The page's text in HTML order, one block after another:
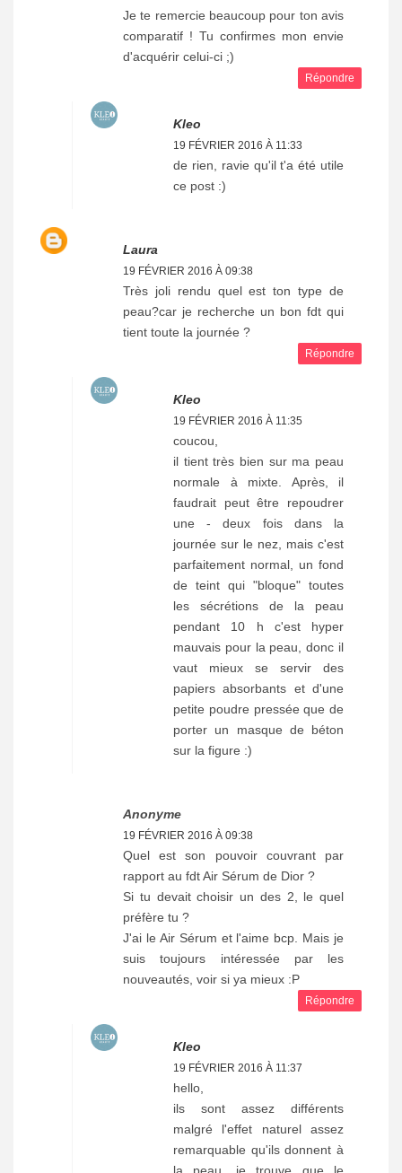
Je te remercie beaucoup pour ton avis
comparatif ! Tu confirmes mon envie
d'acquérir celui-ci ;)
Répondre
Kleo
19 FÉVRIER 2016 À 11:33
de rien, ravie qu'il t'a été utile
ce post :)
Laura
19 FÉVRIER 2016 À 09:38
Très joli rendu quel est ton type de
peau?car je recherche un bon fdt qui
tient toute la journée ?
Répondre
Kleo
19 FÉVRIER 2016 À 11:35
coucou,
il tient très bien sur ma peau
normale à mixte. Après, il
faudrait peut être repoudrer
une - deux fois dans la
journée sur le nez, mais c'est
parfaitement normal, un fond
de teint qui "bloque" toutes
les sécrétions de la peau
pendant 10 h c'est hyper
mauvais pour la peau, donc il
vaut mieux se servir des
papiers absorbants et d'une
petite poudre pressée que de
porter un masque de béton
sur la figure :)
Anonyme
19 FÉVRIER 2016 À 09:38
Quel est son pouvoir couvrant par
rapport au fdt Air Sérum de Dior ?
Si tu devait choisir un des 2, le quel
préfère tu ?
J'ai le Air Sérum et l'aime bcp. Mais je
suis toujours intéressée par les
nouveautés, voir si ya mieux :P
Répondre
Kleo
19 FÉVRIER 2016 À 11:37
hello,
ils sont assez différents
malgré l'effet naturel assez
remarquable qu'ils donnent à